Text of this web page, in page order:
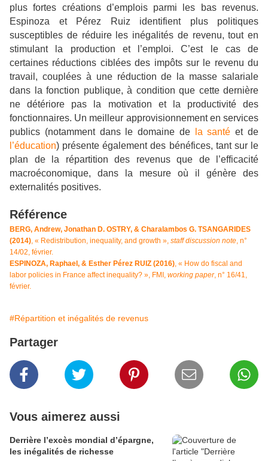
plus fortes créations d’emplois parmi les bas revenus.
Espinoza et Pérez Ruiz identifient plus politiques
susceptibles de réduire les inégalités de revenu, tout en
stimulant la production et l’emploi. C’est le cas de
certaines réductions ciblées des impôts sur le revenu du
travail, couplées à une réduction de la masse salariale
dans la fonction publique, à condition que cette dernière
ne détériore pas la motivation et la productivité des
fonctionnaires. Un meilleur approvisionnement en services
publics (notamment dans le domaine de
la santéet de
l’éducation) présente également des bénéfices, tant sur le
plan de la répartition des revenus que de l’efficacité
macroéconomique, dans la mesure où il génère des
externalités positives.
Référence
BERG, Andrew, Jonathan D. OSTRY, & Charalambos G. TSANGARIDES
(2014), « Redistribution, inequality, and growth », staff discussion note, n°
14/02, février.
ESPINOZA, Raphael, & Esther Pérez RUIZ (2016), « How do fiscal and
labor policies in France affect inequality? », FMI, working paper, n° 16/41,
février.
#Répartition et inégalités de revenus
Partager
Vous aimerez aussi
Derrière l’excès mondial d’épargne,
les inégalités de richesse